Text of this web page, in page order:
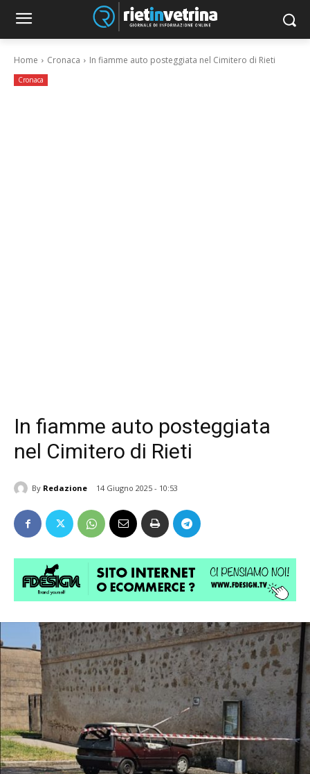
Home Cronaca In fiamme auto posteggiata nel Cimitero di Rieti
Cronaca
In fiamme auto posteggiata
nel Cimitero di Rieti
By Redazione 14 Giugno 2025 - 10:53